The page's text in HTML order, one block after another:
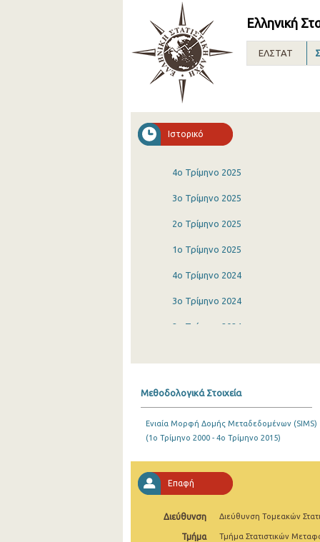
Ελληνική
ΕΛΣΤΑΤ
Ιστορικό
4o Τρίμηνο 2025
3o Τρίμηνο 2025
2o Τρίμηνο 2025
1o Τρίμηνο 2025
4o Τρίμηνο 2024
3o Τρίμηνο 2024
2o Τρίμηνο 2024
2o Τρίμηνο 2023
4o Τρίμηνο 2022
2o Τρίμηνο 2022
Μεθοδολογικά Στοιχεία
Ενιαία Μορφή Δομής Μεταδεδομένων (SIMS)
(1o Τρίμηνο 2000 - 4o Τρίμηνο 2015)
Επαφή
Διεύθυνση Διεύθυνση Τομεακών
Τμήμα Τμήμα Στατιστικών